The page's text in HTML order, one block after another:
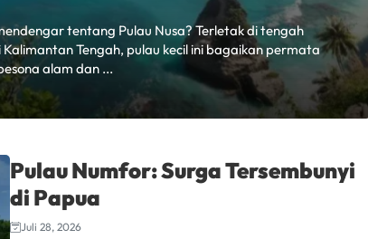
tentang Pulau Nusa? Terletak di tengah
Tengah, pulau kecil ini bagaikan permata
alam dan ...
Pulau Numfor: Surga Tersembunyi
di Papua
Juli 28, 2026